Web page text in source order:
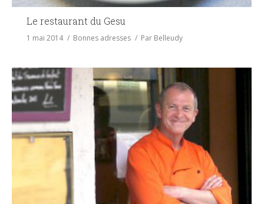
Le restaurant du Gesu
1 mai 2014 Bonnes adresses Par Belleudy